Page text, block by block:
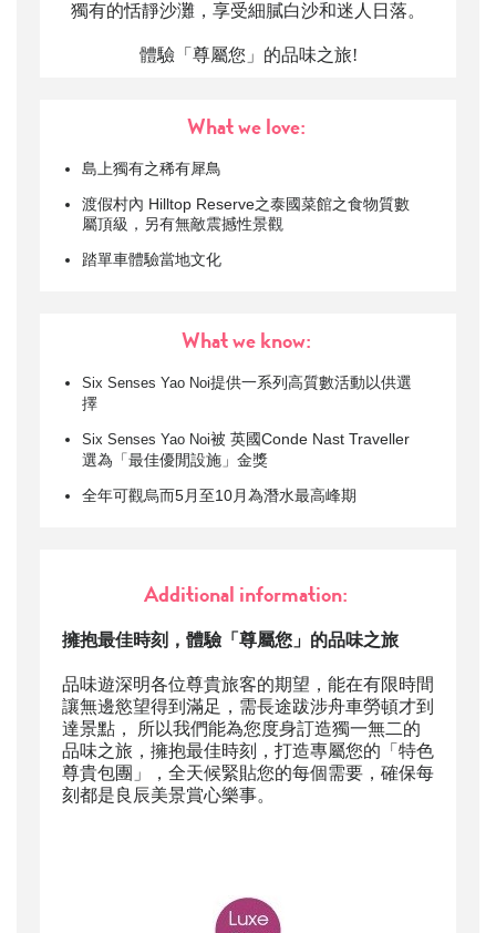
獨有的恬靜沙灘，享受細膩白沙和迷人日落。
體驗「尊屬您」的品味之旅!
What we love:
島上獨有之稀有犀鳥
渡假村內 Hilltop Reserve之泰國菜館之食物質數
屬頂級，另有無敵震撼性景觀
踏單車體驗當地文化
What we know:
Six Senses Yao Noi提供一系列高質數活動以供選
擇
Six Senses Yao Noi被 英國Conde Nast Traveller
選為「最佳優閒設施」金獎
全年可觀烏而5月至10月為潛水最高峰期
Additional information:
擁抱最佳時刻，體驗「尊屬您」的品味之旅
品味遊深明各位尊貴旅客的期望，能在有限時間
讓無邊慾望得到滿足，需長途跋涉舟車勞頓才到
達景點， 所以我們能為您度身訂造獨一無二的
品味之旅，擁抱最佳時刻，打造專屬您的「特色
尊貴包團」，全天候緊貼您的每個需要，確保每
刻都是良辰美景賞心樂事。